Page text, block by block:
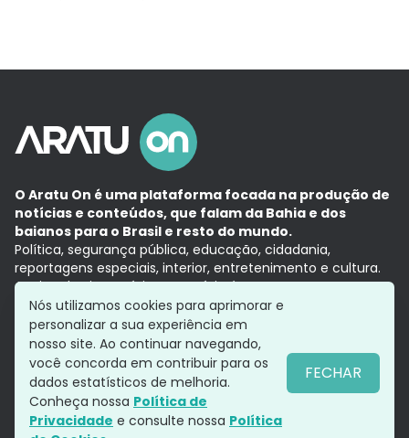
O Aratu On é uma plataforma focada na produção de
notícias e conteúdos, que falam da Bahia e dos
baianos para o Brasil e resto do mundo.
Política, segurança pública, educação, cidadania,
reportagens especiais, interior, entretenimento e cultura.
Aqui, tudo vira notícia e a notícia é no tempo presente,
com a credibilidade do Grupo Aratu.
Grupo Aratu
Política de privacidade
Siga-nos
Nós utilizamos cookies para aprimorar e
personalizar a sua experiência em
nosso site. Ao continuar navegando,
você concorda em contribuir para os
dados estatísticos de melhoria.
Conheça nossa Política de
Privacidade e consulte nossa Política
FECHAR